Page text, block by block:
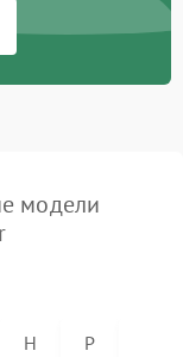
модели
H P